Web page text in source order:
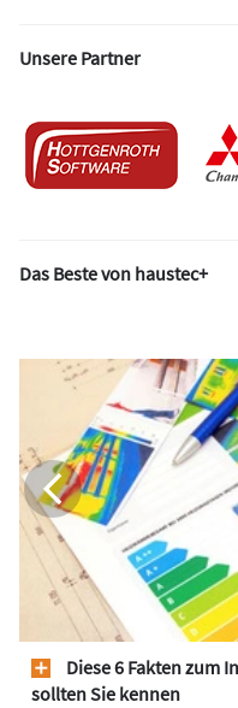
Unsere Partner
Das Beste von haustec+
Diese 6 Fakten zum
sollten Sie kennen